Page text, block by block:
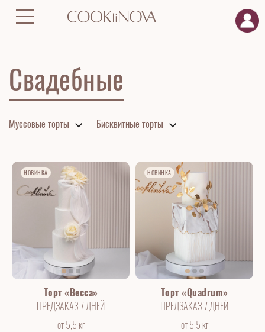
Главная Торты Бисквитные торты
Свадебные
Муссовые торты Бисквитные торты
НОВИНКА
Торт «Becca»
ПРЕДЗАКАЗ 7 ДНЕЙ
от 5,5 кг
НОВИНКА
Торт «Quadrum»
ПРЕДЗАКАЗ 7 ДНЕЙ
от 5,5 кг